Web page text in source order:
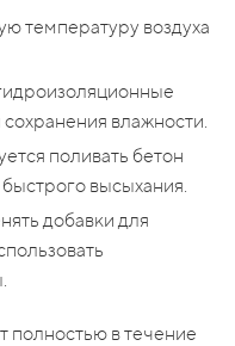
температуру воздуха
влажности.
поливать бетон
высыхания.
добавки для
полностью в течение